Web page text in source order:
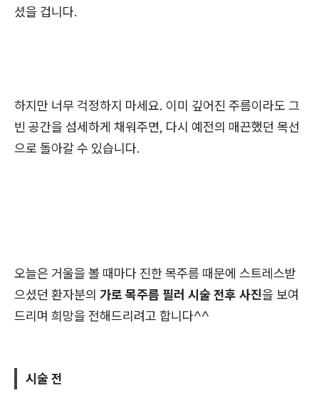
셨을 겁니다.
하지만 너무 걱정하지 마세요. 이미 깊어진 주름이라도 그
빈 공간을 섬세하게 채워주면, 다시 예전의 매끈했던 목선
으로 돌아갈 수 있습니다.
오늘은 거울을 볼 때마다 진한 목주름 때문에 스트레스받
으셨던 환자분의 가로 목주름 필러 시술 전후 사진을 보여
드리며 희망을 전해드리려고 합니다^^
시술 전